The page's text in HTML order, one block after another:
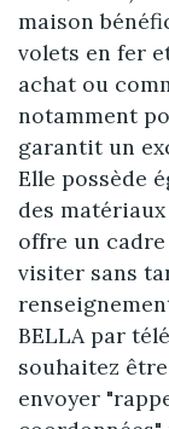
maison
volets en fer
achat ou
notamment
garantit un
Elle possède
des
offre un
visiter sans
BELLA par
souhaitez
envoyer